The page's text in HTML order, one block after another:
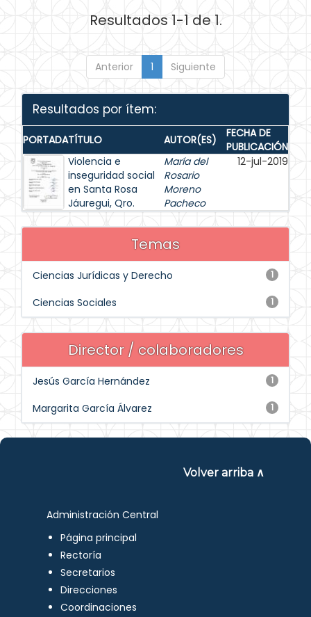
Resultados 1-1 de 1.
Anterior 1 Siguiente
Resultados por ítem:
PORTADATÍTULO AUTOR(ES)
FECHA DE
PUBLICACIÓN
Violencia e
inseguridad social
en Santa Rosa
Jáuregui, Qro.
María del
Rosario
Moreno
Pacheco
12-jul-2019
Temas
1
Ciencias Jurídicas y Derecho
1
Ciencias Sociales
Director / colaboradores
1
Jesús García Hernández
1
Margarita García Álvarez
Volver arriba ∧
Administración Central
Página principal
Rectoría
Secretarios
Direcciones
Coordinaciones